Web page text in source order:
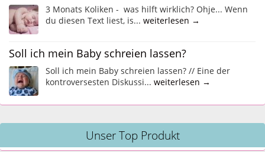
3 Monats Koliken - was hilft wirklich? Ohje... Wenn
du diesen Text liest, is... weiterlesen →
Soll ich mein Baby schreien lassen?
Soll ich mein Baby schreien lassen? // Eine der
kontroversesten Diskussi... weiterlesen →
Unser Top Produkt